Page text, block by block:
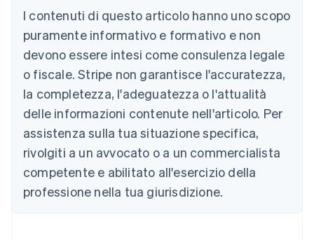
I contenuti di questo articolo hanno uno scopo
puramente informativo e formativo e non
devono essere intesi come consulenza legale
o fiscale. Stripe non garantisce l'accuratezza,
la completezza, l'adeguatezza o l'attualità
delle informazioni contenute nell'articolo. Per
assistenza sulla tua situazione specifica,
rivolgiti a un avvocato o a un commercialista
competente e abilitato all'esercizio della
professione nella tua giurisdizione.
Austria
Deutsch English
Belgio
NederlandsFrançaisDeutschEnglish
PortuguêsEnglish
Bulgaria
English
Canada
English Français
Cina continentale
Cipro
English